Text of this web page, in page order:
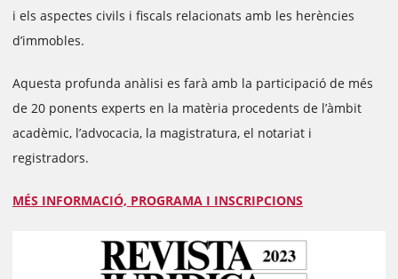
i els aspectes civils i fiscals relacionats amb les herències
d’immobles.
Aquesta profunda anàlisi es farà amb la participació de més
de 20 ponents experts en la matèria procedents de l’àmbit
acadèmic, l’advocacia, la magistratura, el notariat i
registradors.
MÉS INFORMACIÓ, PROGRAMA I INSCRIPCIONS